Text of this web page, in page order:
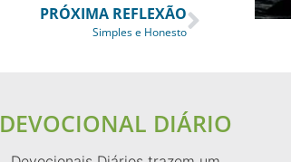
PRÓXIMA REFLEXÃO
Simples e Honesto
DEVOCIONAL DIÁRIO